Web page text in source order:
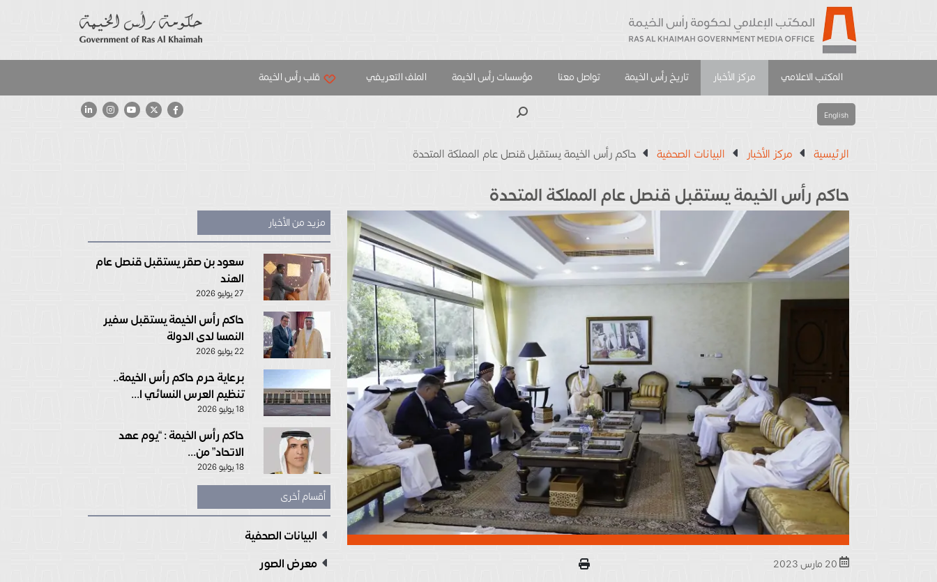
المكتب الاعلامي مركز الأخبار تاريخ رأس الخيمة تواصل معنا مؤسسات رأس الخيمة الملف التعريفي قلب رأس الخيمة
English
الرئيسية مركز الأخبار البيانات الصحفية حاكم رأس الخيمة يستقبل قنصل عام المملكة المتحدة
حاكم رأس الخيمة يستقبل قنصل عام المملكة المتحدة
مزيد من الأخبار
سعود بن صقر يستقبل قنصل عام
الهند
27 يوليو 2026
حاكم رأس الخيمة يستقبل سفير
النمسا لدى الدولة
22 يوليو 2026
برعاية حرم حاكم رأس الخيمة..
تنظيم العرس النسائي ا...
18 يوليو 2026
حاكم رأس الخيمة : “يوم عهد
الاتحاد” من...
18 يوليو 2026
أقسام أخرى
البيانات الصحفية
معرض الصور